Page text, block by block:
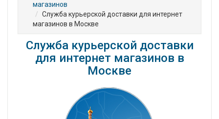
магазинов
Служба курьерской доставки для интернет
магазинов в Москве
Служба курьерской доставки
для интернет магазинов в
Москве